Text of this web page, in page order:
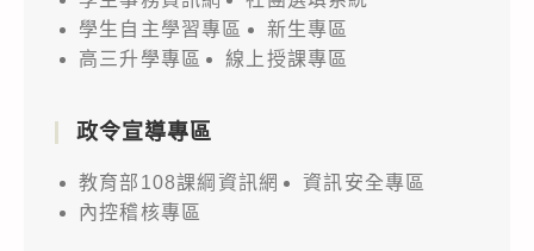
學生自主學習專區
新生專區
高三升學專區
線上授課專區
政令宣導專區
教育部108課綱資訊網
資訊安全專區
內控稽核專區